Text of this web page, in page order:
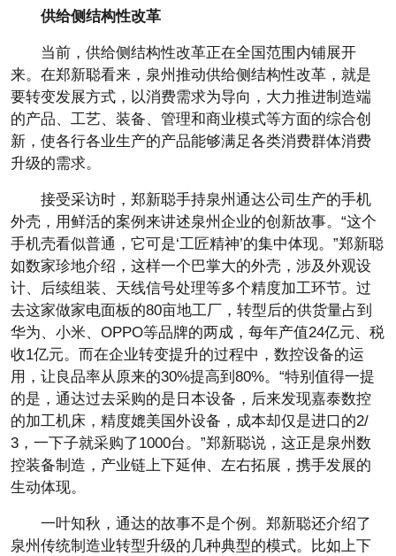
供给侧结构性改革
当前，供给侧结构性改革正在全国范围内铺展开
来。在郑新聪看来，泉州推动供给侧结构性改革，就是
要转变发展方式，以消费需求为导向，大力推进制造端
的产品、工艺、装备、管理和商业模式等方面的综合创
新，使各行各业生产的产品能够满足各类消费群体消费
升级的需求。
接受采访时，郑新聪手持泉州通达公司生产的手机
外壳，用鲜活的案例来讲述泉州企业的创新故事。“这个
手机壳看似普通，它可是‘工匠精神’的集中体现。”郑新聪
如数家珍地介绍，这样一个巴掌大的外壳，涉及外观设
计、后续组装、天线信号处理等多个精度加工环节。过
去这家做家电面板的80亩地工厂，转型后的供货量占到
华为、小米、OPPO等品牌的两成，每年产值24亿元、税
收1亿元。而在企业转变提升的过程中，数控设备的运
用，让良品率从原来的30%提高到80%。“特别值得一提
的是，通达过去采购的是日本设备，后来发现嘉泰数控
的加工机床，精度媲美国外设备，成本却仅是进口的2/
3，一下子就采购了1000台。”郑新聪说，这正是泉州数
控装备制造，产业链上下延伸、左右拓展，携手发展的
生动体现。
一叶知秋，通达的故事不是个例。郑新聪还介绍了
泉州传统制造业转型升级的几种典型的模式。比如上下